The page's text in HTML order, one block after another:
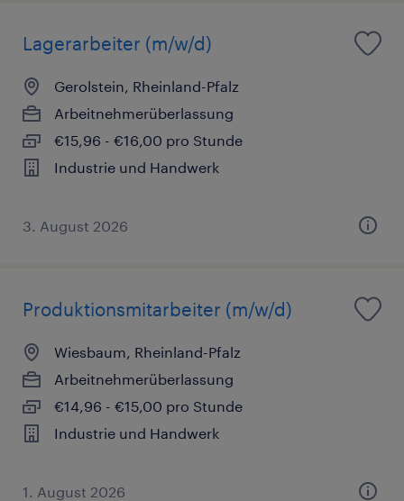
Lagerarbeiter (m/w/d)
Gerolstein, Rheinland-Pfalz
Arbeitnehmerüberlassung
€15,96 - €16,00 pro Stunde
Industrie und Handwerk
3. August 2026
Produktionsmitarbeiter (m/w/d)
Wiesbaum, Rheinland-Pfalz
Arbeitnehmerüberlassung
€14,96 - €15,00 pro Stunde
Industrie und Handwerk
1. August 2026